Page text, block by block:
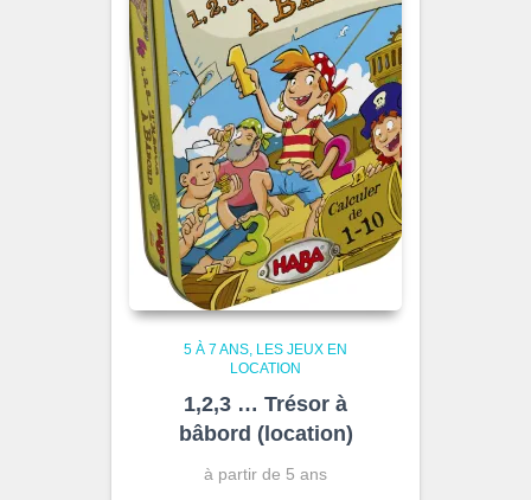
5 À 7 ANS LES JEUX EN
LOCATION
1,2,3 … Trésor à
bâbord (location)
à partir de 5 ans